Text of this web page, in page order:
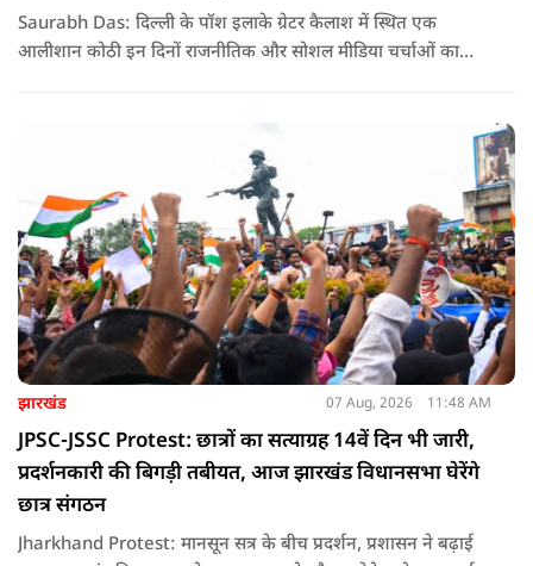
Saurabh Das: दिल्ली के पॉश इलाके ग्रेटर कैलाश में स्थित एक
आलीशान कोठी इन दिनों राजनीतिक और सोशल मीडिया चर्चाओं का
झारखंड 07 Aug, 2026 11:48 AM
JPSC-JSSC Protest: छात्रों का सत्याग्रह 14वें दिन भी जारी,
प्रदर्शनकारी की बिगड़ी तबीयत, आज झारखंड विधानसभा घेरेंगे
छात्र संगठन
Jharkhand Protest: मानसून सत्र के बीच प्रदर्शन, प्रशासन ने बढ़ाई